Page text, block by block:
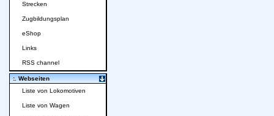
Strecken
Zugbildungsplan
eShop
Links
RSS channel
:. Webseiten
Liste von Lokomotiven
Liste von Wagen